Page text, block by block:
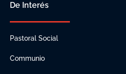
De Interés
Pastoral Social
Communio